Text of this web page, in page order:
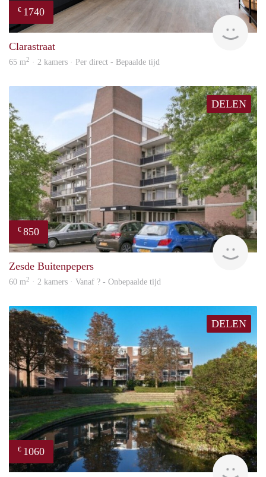
€ 1740
Next
Clarastraat
65 m2 · 2 kamers · Per direct - Bepaalde tijd
DELEN
€ 850
rent
Zesde Buitenpepers
60 m2 · 2 kamers · Vanaf ? - Onbepaalde tijd
DELEN
€ 1060
rent